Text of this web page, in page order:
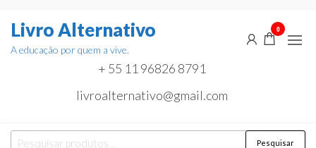
paraLivro Alternativo
A educação por quem a vive.
+ 55 11 96826 8791
livroalternativo@gmail.com
0
Pesquisar
Pesquisar